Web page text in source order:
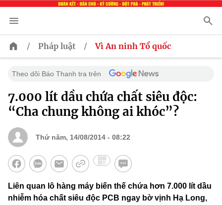
/ Pháp luật / Vì An ninh Tổ quốc
Theo dõi Báo Thanh tra trên
7.000 lít dầu chứa chất siêu độc:
“Cha chung không ai khóc”?
Thứ năm, 14/08/2014 - 08:22
Liên quan lô hàng máy biến thế chứa hơn 7.000 lít dầu
nhiễm hóa chất siêu độc PCB ngay bờ vịnh Hạ Long,